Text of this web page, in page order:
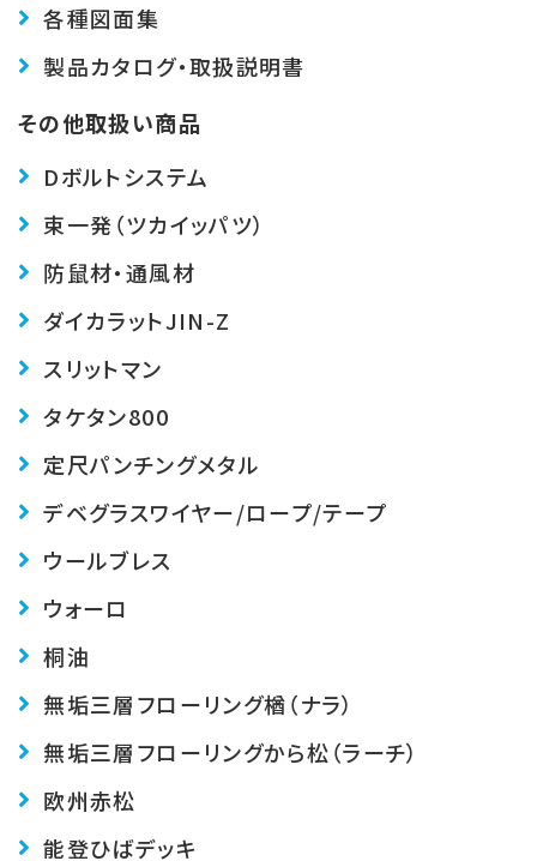
各種図面集
製品カタログ・取扱説明書
その他取扱い商品
Dボルトシステム
束一発（ツカイッパツ）
防鼠材・通風材
ダイカラットJIN-Z
スリットマン
タケタン800
定尺パンチングメタル
デベグラスワイヤー/ロープ/テープ
ウールブレス
ウォーロ
桐油
無垢三層フローリング楢（ナラ）
無垢三層フローリングから松（ラーチ）
欧州赤松
能登ひばデッキ